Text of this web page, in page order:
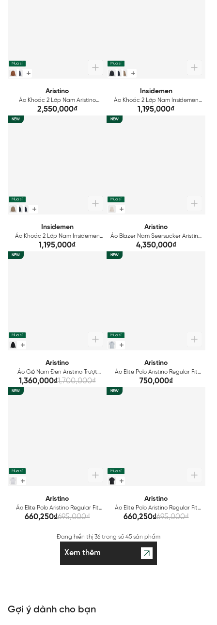
Mua sỉ
Aristino
Áo Khoác 2 Lớp Nam Aristino
Regular Fit AJK012BS0
2,550,000₫
Mua sỉ
Insidemen
Áo Khoác 2 Lớp Nam Insidemen
Regular IJK005BS0
1,195,000₫
NEW
Mua sỉ
Insidemen
Áo Khoác 2 Lớp Nam Insidemen
Regular IJK003BS0
1,195,000₫
NEW
Mua sỉ
Aristino
Áo Blazer Nam Seersucker Aristino
Premio ABZ0060S3
4,350,000₫
NEW
Mua sỉ
Aristino
Áo Gió Nam Đen Aristino Trượt
Nước Thời Trang Tiện Dụng
AJK004EDP01
1,360,000₫1,700,000₫
NEW
Mua sỉ
Aristino
Áo Elite Polo Aristino Regular Fit
APS211AS0E
750,000₫
NEW
Mua sỉ
Aristino
Áo Elite Polo Aristino Regular Fit
APS210AS0E
660,250₫695,000₫
NEW
Mua sỉ
Aristino
Áo Elite Polo Aristino Regular Fit
APS208AS0E
660,250₫695,000₫
Đang hiển thị 36 trong số 45 sản phẩm
Xem thêm
Gợi ý dành cho bạn